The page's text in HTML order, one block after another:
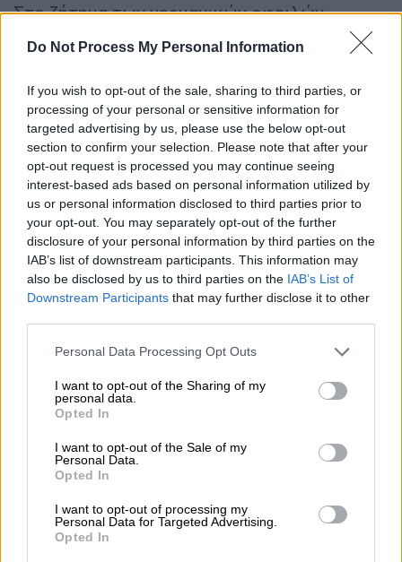
Do Not Process My Personal Information
If you wish to opt-out of the sale, sharing to third parties, or
processing of your personal or sensitive information for
targeted advertising by us, please use the below opt-out
section to confirm your selection. Please note that after your
opt-out request is processed you may continue seeing
interest-based ads based on personal information utilized by
us or personal information disclosed to third parties prior to
your opt-out. You may separately opt-out of the further
disclosure of your personal information by third parties on the
IAB’s list of downstream participants. This information may
also be disclosed by us to third parties on the IAB’s List of
Downstream Participants that may further disclose it to other
Please note that this website/app uses one or more Google
not limited to your visit or usage behaviour. You may click to
grant or deny consent to Google and its third-party tags to
use your data for below specified purposes in below Google
consent section.
Personal Data Processing Opt Outs
I want to opt-out of the Sharing of my
personal data.
Opted In
I want to opt-out of the Sale of my
Personal Data.
Opted In
I want to opt-out of processing my
Personal Data for Targeted Advertising.
Opted In
Στο ζήτημα των γερμανικών οφειλών
αναφέρθηκε η πρόεδρος της
Πλεύσης
Ελευθερίας, μιλώντας στην ολομέλεια της
Βουλής. Όπως είπε η
Ζωή Κωνσταντοπούλου
«ένα από τα 6 'Δ' που σχηματίζουν τα πανιά,
στο καράβι σύμβολο της Πλεύσης
Ελευθερίας, είναι η διεκδίκηση των
γερμανικών οφειλών. Διεκδίκηση, που
αποτελεί καθήκον και υποχρέωση για την
Πλεύση Ελευθερίας».
Σύμφωνα με ανακοίνωση του γραφείου
Τύπου του κόμματος, η κ. Κωνσταντοπούλου
ανέφερε: «Οι Έλληνες αντιστάθηκαν, στη
διάρκεια του Β' Παγκοσμίου Πολέμου, χωρίς
συμβόλαιο επιτυχίας, χωρίς εγγύηση νίκης,
σε πείσμα του εντελώς αρνητικού
συσχετισμού δυνάμεων, σε πείσμα των
προγνώσεων και των προβλέψεων που θα
έκαναν οι τότε 'Κασσάνδρες' και οι τότε
ανταποκριτές» και πρόσθεσε πως «αυτή η
φόρο αίματος, που πλήρωσε ο λαός μας».